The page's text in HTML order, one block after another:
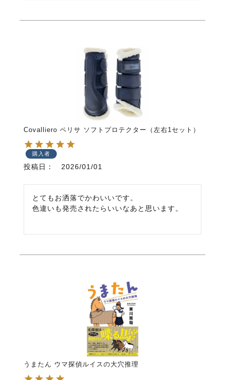
Covalliero ペリサ ソフトプロテクター（左右1セット）
購入者
投稿日 2026/01/01
とてもお洒落でかわいいです。
色違いも発売されたらいいなあと思います。
うまたん ウマ探偵ルイスの大穴推理